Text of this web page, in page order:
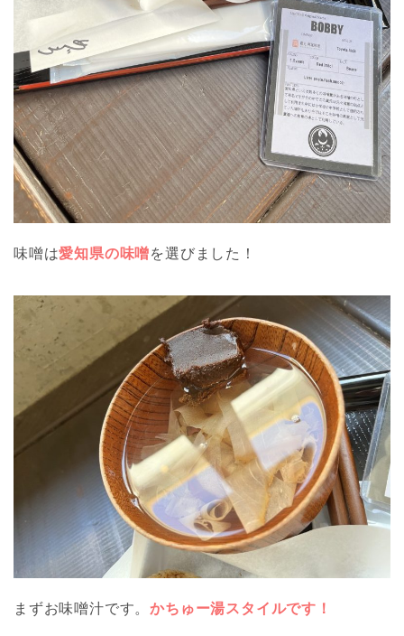
味噌は愛知県の味噌を選びました！
まずお味噌汁です。かちゅー湯スタイルです！